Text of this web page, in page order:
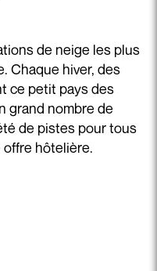
de neige les plus
Chaque hiver, des
ce petit pays des
grand nombre de
de pistes pour tous
hôtelière.